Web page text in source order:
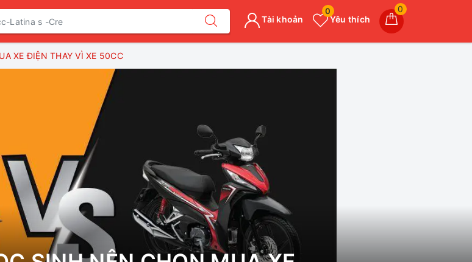
0
Yêu thích
0
Tài khoản
XE ĐIỆN THAY VÌ XE 50CC